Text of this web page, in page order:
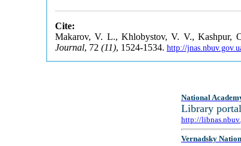
Cite:
Makarov, V. L., Khlobystov, V. V., Kashpur,
Journal, 72 (11), 1524-1534. http://
National
Library
http://
Vernadsky